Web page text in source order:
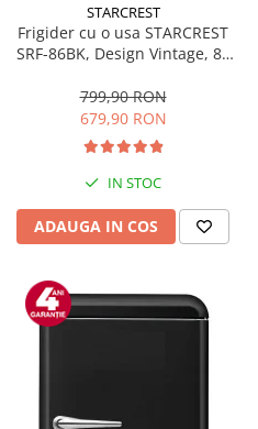
STARCREST
Frigider cu o usa STARCREST
SRF-86BK, Design Vintage, 85
interioara, H 84 cm, Negru
799,90 RON
679,90 RON
IN STOC
ADAUGA IN COS